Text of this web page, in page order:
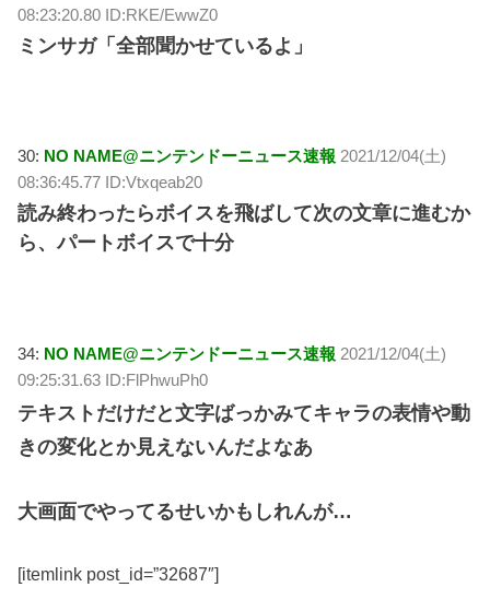
08:23:20.80 ID:RKE/EwwZ0
ミンサガ「全部聞かせているよ」
30: NO NAME@ニンテンドーニュース速報 2021/12/04(土)
08:36:45.77 ID:Vtxqeab20
読み終わったらボイスを飛ばして次の文章に進むか
ら、パートボイスで十分
34: NO NAME@ニンテンドーニュース速報 2021/12/04(土)
09:25:31.63 ID:FlPhwuPh0
テキストだけだと文字ばっかみてキャラの表情や動
きの変化とか見えないんだよなあ
大画面でやってるせいかもしれんが…
[itemlink post_id=”32687″]